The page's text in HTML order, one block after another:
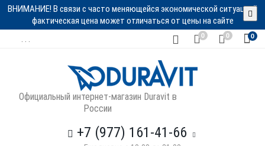
ВНИМАНИЕ! В связи с часто меняющейся экономической ситуацией
фактическая цена может отличаться от цены на сайте
0 0 0
Официальный интернет-магазин Duravit в
России
+7 (977) 161-41-66